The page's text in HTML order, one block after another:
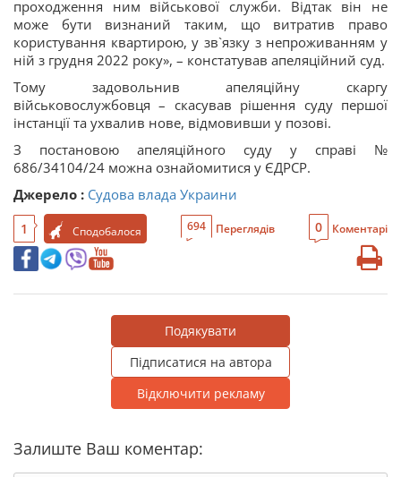
проходження ним військової служби. Відтак він не
може бути визнаний таким, що витратив право
користування квартирою, у зв`язку з непроживанням у
ній з грудня 2022 року», – констатував апеляційний суд.
Тому задовольнив апеляційну скаргу
військовослужбовця – скасував рішення суду першої
інстанції та ухвалив нове, відмовивши у позові.
З постановою апеляційного суду у справі №
686/34104/24 можна ознайомитися у ЄДРСР.
Джерело : Судова влада Украини
1 Сподобалося 694 Переглядів 0 Коментарі
Подякувати
Підписатися на автора
Відключити рекламу
Залиште Ваш коментар: